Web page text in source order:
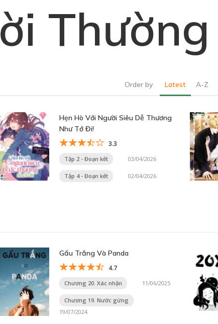
Thường
Order by Latest A-Z
Hẹn Hò Với Người Siêu Dễ Thương
Như Tớ Đi!
3.3
Tập 2 - Đoạn kết 03/04/2026
Tập 4 - Đoạn kết 02/04/2026
Gấu Trắng Và Panda
4.7
Chương 20. Xác nhận 11/06/2025
Chương 19. Nước gừng
19/07/2024